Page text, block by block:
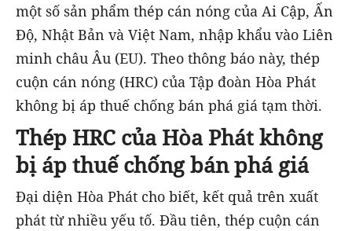
một số sản phẩm thép cán nóng của Ai Cập, Ấn
Độ, Nhật Bản và Việt Nam, nhập khẩu vào Liên
minh châu Âu (EU). Theo thông báo này, thép
cuộn cán nóng (HRC) của Tập đoàn Hòa Phát
không bị áp thuế chống bán phá giá tạm thời.
Thép HRC của Hòa Phát không
bị áp thuế chống bán phá giá
Đại diện Hòa Phát cho biết, kết quả trên xuất
phát từ nhiều yếu tố. Đầu tiên, thép cuộn cán